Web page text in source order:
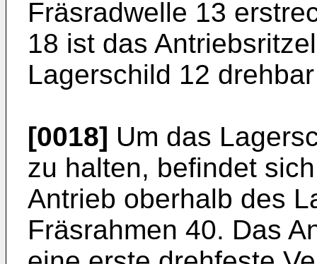
Fräsradwelle 13
18 ist das
Lagerschild 12
[0018] Um das
zu halten, befindet
Antrieb oberhalb des
Fräsrahmen 40. Das